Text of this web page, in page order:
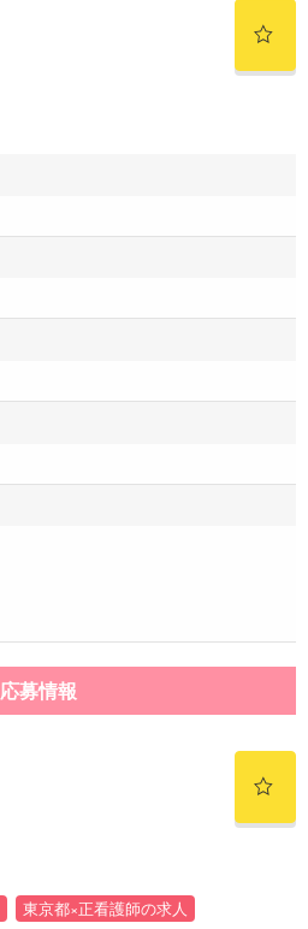
応募情報
東京都×正看護師の求人